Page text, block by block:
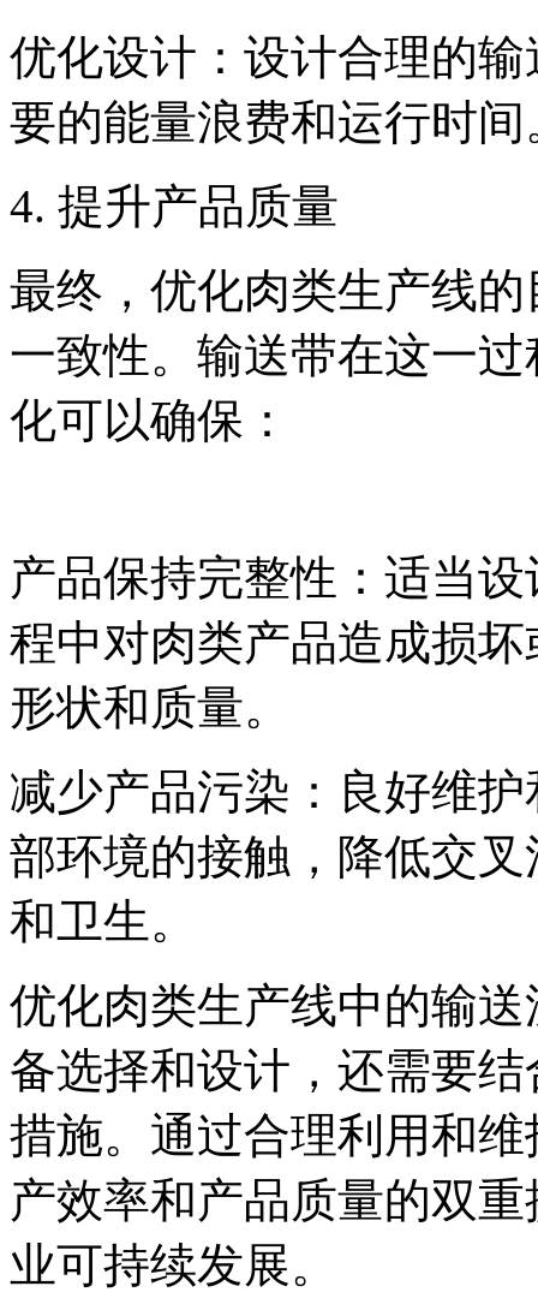
优化设计：设计合理的
要的能量浪费和运行时间
4. 提升产品质量
最终，优化肉类生产线
一致性。输送带在这一
化可以确保：
产品保持完整性：适当
程中对肉类产品造成损
形状和质量。
减少产品污染：良好维
部环境的接触，降低交
和卫生。
优化肉类生产线中的输
备选择和设计，还需要
措施。通过合理利用和
产效率和产品质量的双
业可持续发展。